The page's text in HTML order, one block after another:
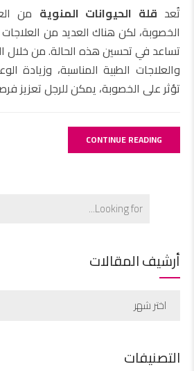
تُعد قلة الحيوانات المنوية من
الخصوبة، لكن هناك العديد من
تساعد في تحسين هذه الحالة. من خلال
والعلاجات الطبية المناسبة، وزيادة
تؤثر على الخصوبة، يمكن للرجل تعزيز
CONTINUE READING
أرشيف المقالات
اختر شهر
التصنيفات